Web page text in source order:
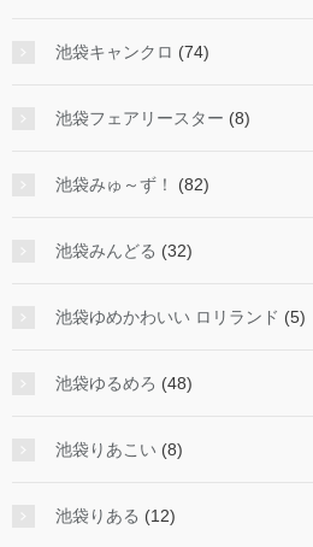
池袋キャンクロ (74)
池袋フェアリースター (8)
池袋みゅ～ず！ (82)
池袋みんどる (32)
池袋ゆめかわいい ロリランド (5)
池袋ゆるめろ (48)
池袋りあこい (8)
池袋りある (12)